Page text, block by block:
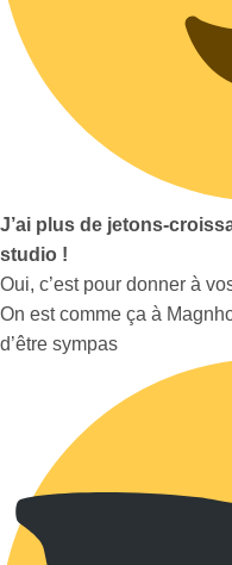
J’ai plus de jetons-
studio !
Oui, c’est pour donner à
On est comme ça à
d’être sympas